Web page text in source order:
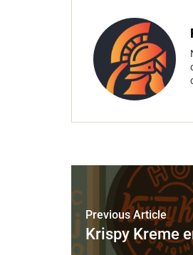
Previous Article
Krispy Kreme